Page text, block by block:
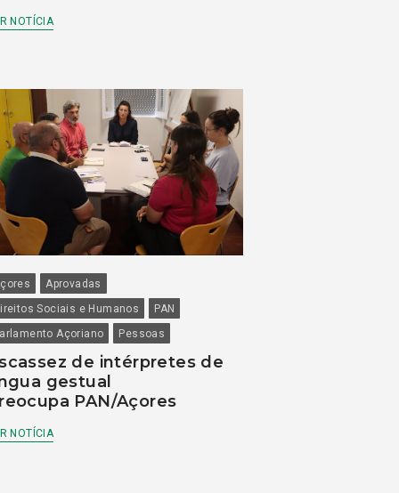
NOTÍCIA
Aprovadas
Sociais e Humanos
PAN
Açoriano
Pessoas
de intérpretes de
gestual
PAN/Açores
NOTÍCIA